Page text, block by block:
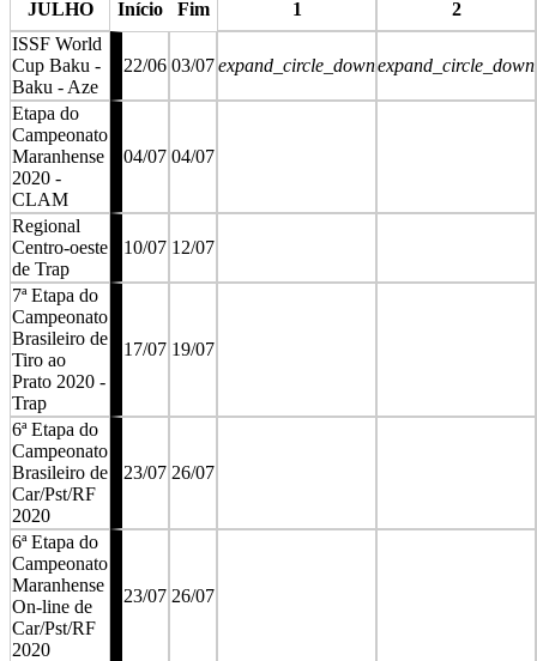
JULHO Início Fim 1
2
ISSF World
Cup Baku -
Baku - Aze
22/06 03/07expand_circle_downexpand_circle_down
Etapa do
Campeonato
Maranhense
2020 -
CLAM
04/07 04/07
Regional
Centro-oeste
de Trap
10/07 12/07
7ª Etapa do
Campeonato
Brasileiro de
Tiro ao
Prato 2020 -
Trap
17/07 19/07
6ª Etapa do
Campeonato
Brasileiro de
Car/Pst/RF
2020
23/07 26/07
6ª Etapa do
Campeonato
Maranhense
On-line de
Car/Pst/RF
2020
23/07 26/07